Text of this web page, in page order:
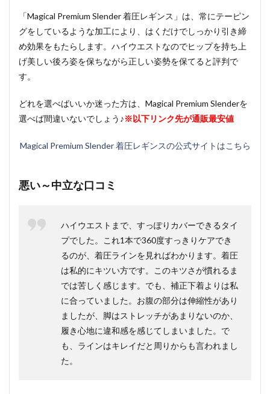
「Magical Premium Slender 着圧レギンス」は、常にテーピン
グをしているような加工により、はくだけでしっかり引き締
め効果をもたらします。ハイウエストなのでヒップを持ち上
げ美しい後ろ姿を保ちながら正しい姿勢を保てると評判で
す。
どれを選べばいいか迷った方は、Magical Premium Slenderを
選べば間違いないでしょう♪※以下リンク先が通販最安値
Magical Premium Slender 着圧レギンスの公式サイトはこちら
悪い～中立な口コミ
ハイウエストまで、すっぽりカバーできるタイ
プでした。これ1本で360度すっきりケアでき
るのが、着圧ラインを見ればわかります。着圧
は私的にキツい方です。このキツさが慣れるま
では苦しく感じます。でも、補正下着よりは私
に合っていました。お腹の部分は伸縮性があり
ましたが、脚はストレッチがあまりないのか、
履き心地に違和感を感じてしまいました。で
も、ラインはキレイだと周りからも言われまし
た。